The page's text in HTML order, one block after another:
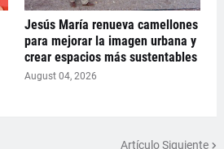
Jesús María renueva camellones
para mejorar la imagen urbana y
crear espacios más sustentables
August 04, 2026
Artículo Siguiente